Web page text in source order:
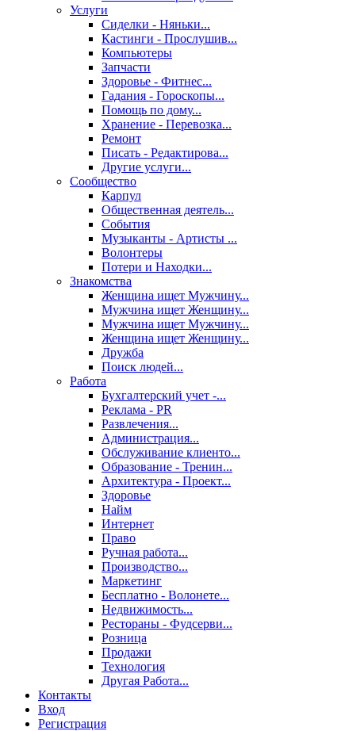
Услуги
Сиделки - Няньки...
Кастинги - Прослушив...
Компьютеры
Запчасти
Здоровье - Фитнес...
Гадания - Гороскопы...
Помощь по дому...
Хранение - Перевозка...
Ремонт
Писать - Редактирова...
Другие услуги...
Сообщество
Карпул
Общественная деятель...
События
Музыканты - Артисты ...
Волонтеры
Потери и Находки...
Знакомства
Женщина ищет Мужчину...
Мужчина ищет Женщину...
Мужчина ищет Мужчину...
Женщина ищет Женщину...
Дружба
Поиск людей...
Работа
Бухгалтерский учет -...
Реклама - PR
Развлечения...
Администрация...
Обслуживание клиенто...
Образование - Тренин...
Архитектура - Проект...
Здоровье
Найм
Интернет
Право
Ручная работа...
Производство...
Маркетинг
Бесплатно - Волонете...
Недвижимость...
Рестораны - Фудсерви...
Розница
Продажи
Технология
Другая Работа...
Контакты
Вход
Регистрация